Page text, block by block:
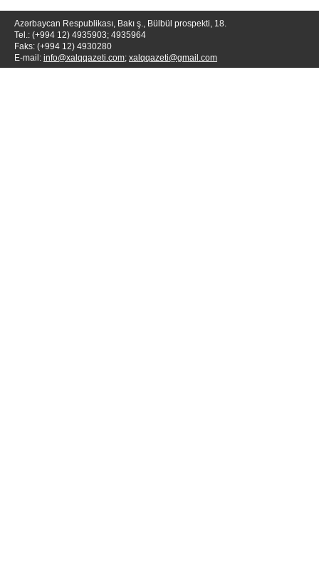
Azərbaycan Respublikası, Bakı ş., Bülbül prospekti, 18.
Tel.: (+994 12) 4935903; 4935964
Faks: (+994 12) 4930280
E-mail: info@xalqqazeti.com; xalqqazeti@gmail.com